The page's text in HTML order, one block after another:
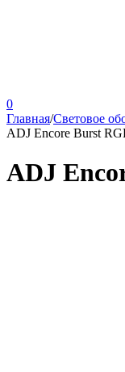
0
Главная/Световое
ADJ Encore Burst
ADJ